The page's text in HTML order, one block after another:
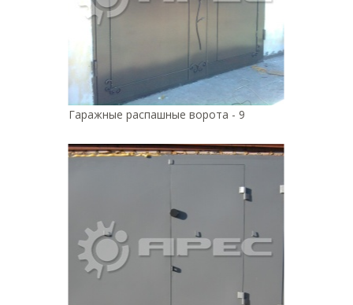
Гаражные распашные ворота - 9